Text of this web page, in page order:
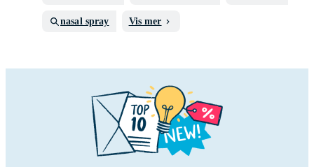
nasal spray Vis mer